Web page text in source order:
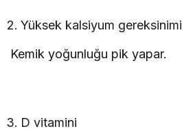
Yüksek kalsiyum gereksinimi
Kemik yoğunluğu pik yapar.
D vitamini